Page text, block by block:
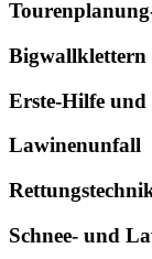
Bigwallklettern
Erste-Hilfe
Lawinenunfall
Schnee- und